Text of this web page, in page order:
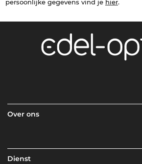
persoonlijke gegevens vind je hier.
Over ons
Dienst